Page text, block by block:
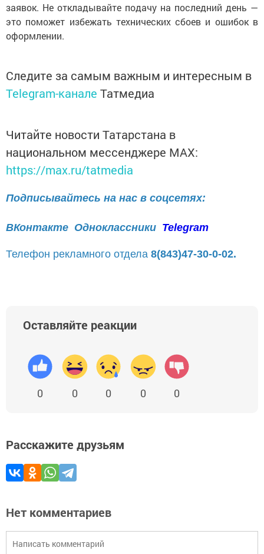
заявок. Не откладывайте подачу на последний день —
это поможет избежать технических сбоев и ошибок в
оформлении.
Следите за самым важным и интересным в
Telegram-канале Татмедиа
Читайте новости Татарстана в
национальном мессенджере MАХ:
https://max.ru/tatmedia
Подписывайтесь на нас в соцсетях:
ВКонтакте Одноклассники Telegram
Телефон рекламного отдела 8(843)47-30-0-02.
Оставляйте реакции
0 0 0 0 0
Расскажите друзьям
Нет комментариев